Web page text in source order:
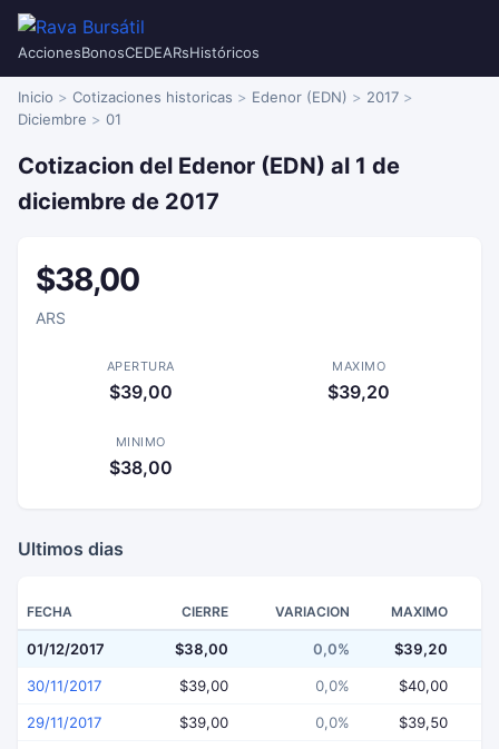
AccionesBonosCEDEARsHistóricos
Inicio Cotizaciones historicas Edenor (EDN)
2017
Diciembre
01
Cotizacion del Edenor (EDN) al 1 de
diciembre de 2017
$38,00
ARS
APERTURA
$39,00
MAXIMO
$39,20
MINIMO
$38,00
Ultimos dias
FECHA CIERRE VARIACION MAXIMO
01/12/2017 $38,00 0,0% $39,20
30/11/2017 $39,00 0,0% $40,00
29/11/2017 $39,00 0,0% $39,50